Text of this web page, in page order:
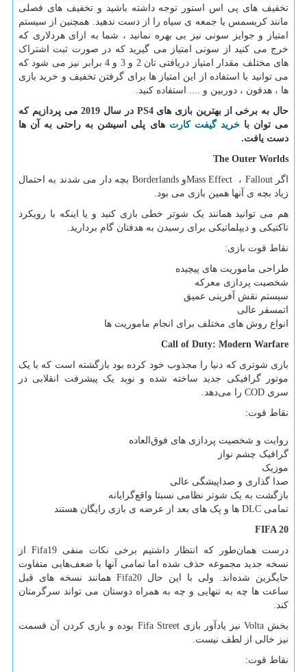
تخفیف های پی اس استور توجه داشته باشید و تخفیف های فصلی
مانند کریسمس یا جمعه ی سیاه را از دست ندهید. همچنین از سیستم
امتیاز و جوایز سونی نیز بی بهره نمانید ، شما به ازای هردلاری که
خرج می کنید از سونی امتیاز می گیرید که در صورت ثبت اشتراک
های مختلف مقدار امتیاز دریافتی تان 2 و 3 و 4 برابر نیز می شود که
می توانید با استفاده از این امتیاز ها برای گرفتن تخفیف و خرید بازی
ها ، هدفون ، دوربین و .... استفاده کنید.
حال به برخی از بهترین بازی های PS4
در سال 2019 می پردازیم که
می توان باخرید گیفت کارت های پلی اسیشن به راحتی به آن ها
دست یافت.
The Outer Worlds
اگر Fallout ، Mass Effectو Borderlands بچه دار می شدند به احتمال
زیاد بچه ی آنها همین بازی می بود.
هم می توانید همانند یک شوتر خطی بازی کنید و یا اینکه با رویکرد
تاکتیکی و دیپلماتیکی برای رسیدن به هدفتان گام بردارید.
نقاط قوت بازی:
طراحی ماموریت های پیچیده
شخصیت پردازی معرکه
سیستم نقش آفرینی عمیق
اتمسفر عالی
انواع روش های مختلف برای انجام ماموریت ها
Call of Duty: Modern Warfare
بازی شوتری که دنیا را مجذوب خود کرده بود بازگشته است که با یک
موتور گرافیکی جدید ساخته شده‌ و نوید یک پیشرفت انقلابی در
سری COD را می‌دهد.
نقاط قوت:
روایت و شخصیت‌ پردازی های فوق‌العاده
گرافیک چشم نواز
موزیک
صدا گذاری و صداپیشگی عالی
بازگشت به یک شوتر نظامی نسبتا واقع‌گرایانه
تمامی DLC ها و پک های بعد از عرضه ی بازی رایگان هستند
FIFA 20
درست همان‌طور که انتظار داشتیم برخی نکات منفی Fifa19 از
نسخه جدید مجموعه حذف شده اما تمامی آنها با ضعف‌هایی متفاوت
جایگزین شده‌اند. ولی با این حال Fifa20 همانند نسخه های قبل
ساعت ها چه به تنهایی و چه به همراه دوستان می تواند سرگرمتان
کند.
بخش Volta نیز یادآور بازی Fifa Street بوده و بازی کردن آن قسمت
نیز خالی از لطف نیست.
نقاط قوت: